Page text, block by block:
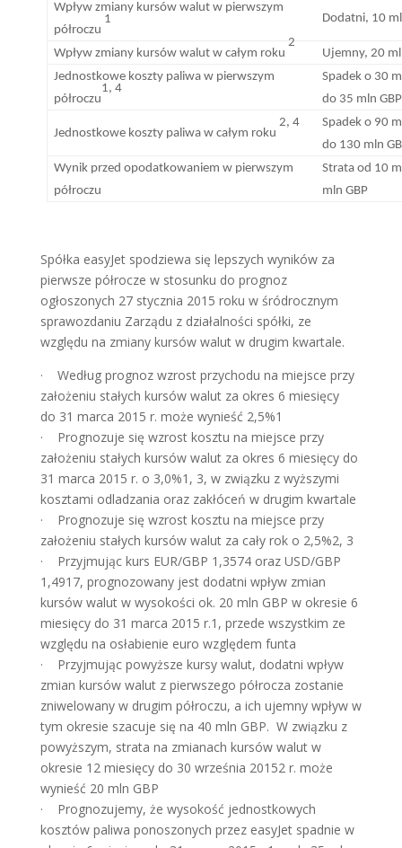
Wpływ zmiany kursów walut w pierwszym
półroczu
1 Dodatni, 10
Wpływ zmiany kursów walut w całym roku
2
Ujemny, 20
Jednostkowe koszty paliwa w pierwszym
półroczu
1, 4
Spadek o 30
do 35 mln
Jednostkowe koszty paliwa w całym roku
2, 4
Spadek o 90
do 130 mln
Wynik przed opodatkowaniem w pierwszym
półroczu
Strata od 10
mln GBP
Spółka easyJet spodziewa się lepszych wyników za
pierwsze półrocze w stosunku do prognoz
ogłoszonych 27 stycznia 2015 roku w śródrocznym
sprawozdaniu Zarządu z działalności spółki, ze
względu na zmiany kursów walut w drugim kwartale.
· Według prognoz wzrost przychodu na miejsce przy
założeniu stałych kursów walut za okres 6 miesięcy
do 31 marca 2015 r. może wynieść 2,5%1
· Prognozuje się wzrost kosztu na miejsce przy
założeniu stałych kursów walut za okres 6 miesięcy do
31 marca 2015 r. o 3,0%1, 3, w związku z wyższymi
kosztami odladzania oraz zakłóceń w drugim kwartale
· Prognozuje się wzrost kosztu na miejsce przy
założeniu stałych kursów walut za cały rok o 2,5%2, 3
· Przyjmując kurs EUR/GBP 1,3574 oraz USD/GBP
1,4917, prognozowany jest dodatni wpływ zmian
kursów walut w wysokości ok. 20 mln GBP w okresie 6
miesięcy do 31 marca 2015 r.1, przede wszystkim ze
względu na osłabienie euro względem funta
· Przyjmując powyższe kursy walut, dodatni wpływ
zmian kursów walut z pierwszego półrocza zostanie
zniwelowany w drugim półroczu, a ich ujemny wpływ w
tym okresie szacuje się na 40 mln GBP. W związku z
powyższym, strata na zmianach kursów walut w
okresie 12 miesięcy do 30 września 20152 r. może
wynieść 20 mln GBP
· Prognozujemy, że wysokość jednostkowych
kosztów paliwa ponoszonych przez easyJet spadnie w